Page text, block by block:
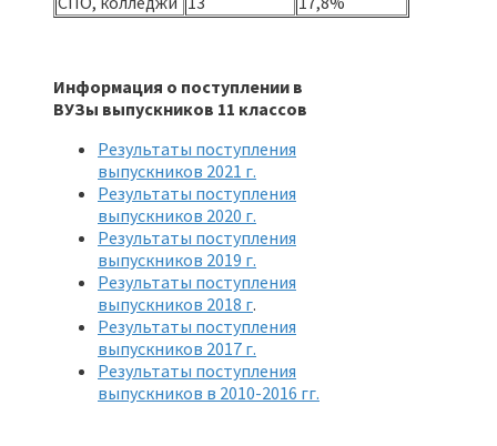
Информация о поступлении в
ВУЗы выпускников 11 классов
Результаты поступления
выпускников 2021 г.
Результаты поступления
выпускников 2020 г.
Результаты поступления
выпускников 2019 г.
Результаты поступления
выпускников 2018 г.
Результаты поступления
выпускников 2017 г.
Результаты поступления
выпускников в 2010-2016 гг.